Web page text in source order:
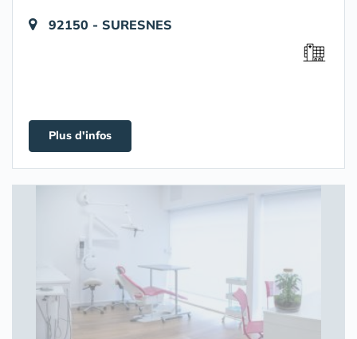
92150 - SURESNES
Plus d'infos